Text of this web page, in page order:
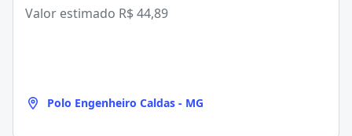
Valor estimado R$ 44,89
Polo Engenheiro Caldas - MG